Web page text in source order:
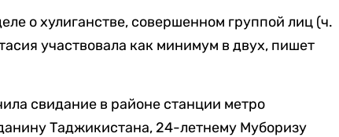
о хулиганстве, совершенном группой лиц (ч.
участвовала как минимум в двух, пишет
свидание в районе станции метро
Таджикистана, 24-летнему Муборизу